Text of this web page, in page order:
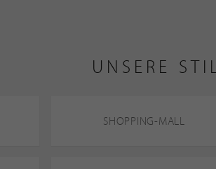
UNSERE
SHOPPING-MALL